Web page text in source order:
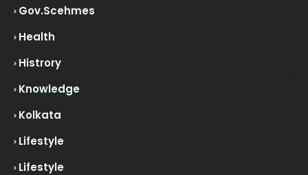
Gov.scehmes
Health
Histrory
Knowledge
Kolkata
Lifestyle
Lifestyle